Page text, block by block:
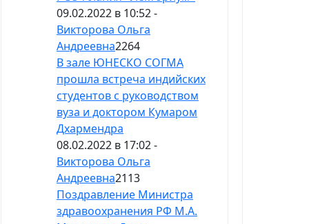
09.02.2022 в 10:52 -
Викторова Ольга
Андреевна2264
В зале ЮНЕСКО СОГМА
прошла встреча индийских
студентов с руководством
вуза и доктором Кумаром
Дхармендра
08.02.2022 в 17:02 -
Викторова Ольга
Андреевна2113
Поздравление Министра
здравоохранения РФ М.А.